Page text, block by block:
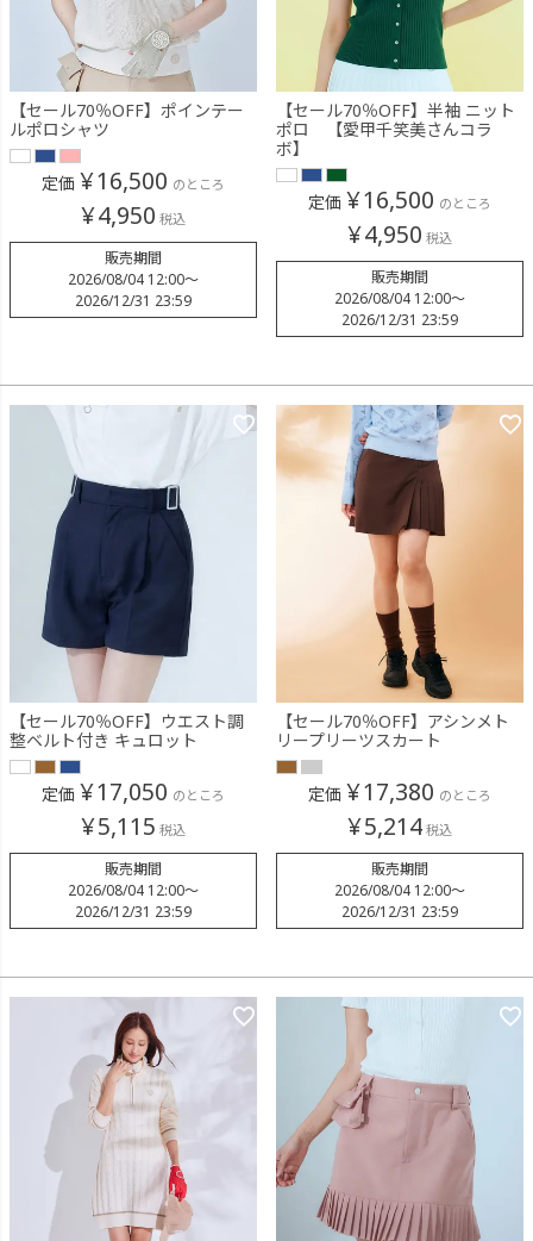
【セール70％OFF】ポインテー
ルポロシャツ
定価 ¥16,500 のところ
¥4,950 税込
販売期間
2026/08/04 12:00〜
2026/12/31 23:59
【セール70％OFF】半袖 ニット
ポロ 【愛甲千笑美さんコラ
ボ】
定価 ¥16,500 のところ
¥4,950 税込
販売期間
2026/08/04 12:00〜
2026/12/31 23:59
【セール70％OFF】ウエスト調
整ベルト付き キュロット
定価 ¥17,050 のところ
¥5,115 税込
販売期間
2026/08/04 12:00〜
2026/12/31 23:59
【セール70％OFF】アシンメト
リープリーツスカート
定価 ¥17,380 のところ
¥5,214 税込
販売期間
2026/08/04 12:00〜
2026/12/31 23:59